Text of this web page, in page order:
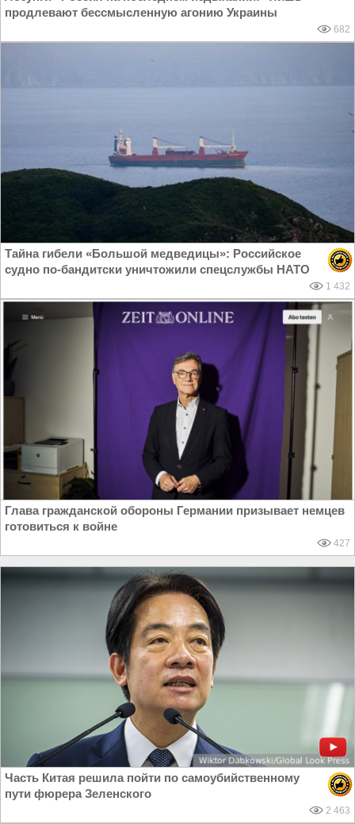
продлевают бессмысленную агонию Украины
682
Тайна гибели «Большой медведицы»: Российское
судно по-бандитски уничтожили спецслужбы НАТО
1 432
Глава гражданской обороны Германии призывает немцев
готовиться к войне
427
Часть Китая решила пойти по самоубийственному
пути фюрера Зеленского
2 463